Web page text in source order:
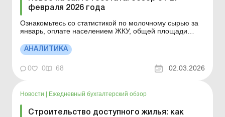
февраля 2026 года
Ознакомьтесь со статистикой по молочному сырью за
январь, оплате населением ЖКУ, общей площади
расходов на производство сельхозпродукции. Больше
по теме: Финансовая и статистическая отчетность:
пауза-отсрочка на период военного положения уже...
АНАЛИТИКА
0 0 68 02.03.2026
Новости Ежедневный бухгалтерский обзор
Строительство доступного жилья: как